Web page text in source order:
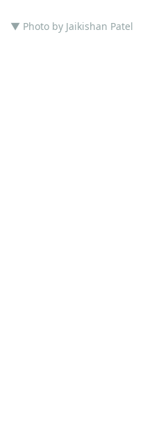
▼ Photo by Jaikishan Patel